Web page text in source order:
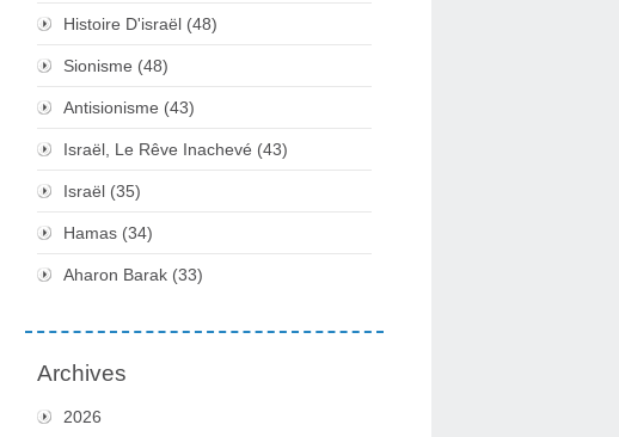
Histoire D'israël (48)
Sionisme (48)
Antisionisme (43)
Israël, Le Rêve Inachevé (43)
Israël (35)
Hamas (34)
Aharon Barak (33)
Archives
2026